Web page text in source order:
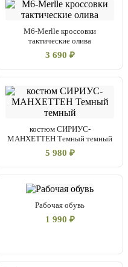
M6-Merlle кроссовки
тактические олива
3 690 ₽
костюм СИРИУС-
МАНХЕТТЕН Темный темный
5 980 ₽
Рабочая обувь
1 990 ₽